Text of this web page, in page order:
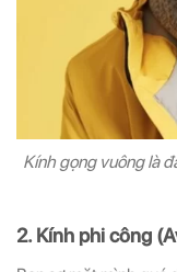
Kính gọng vuông là
2. Kính phi công